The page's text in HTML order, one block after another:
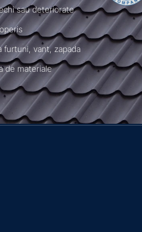
sau deteriorate
furtuni, vant, zapada
de materiale